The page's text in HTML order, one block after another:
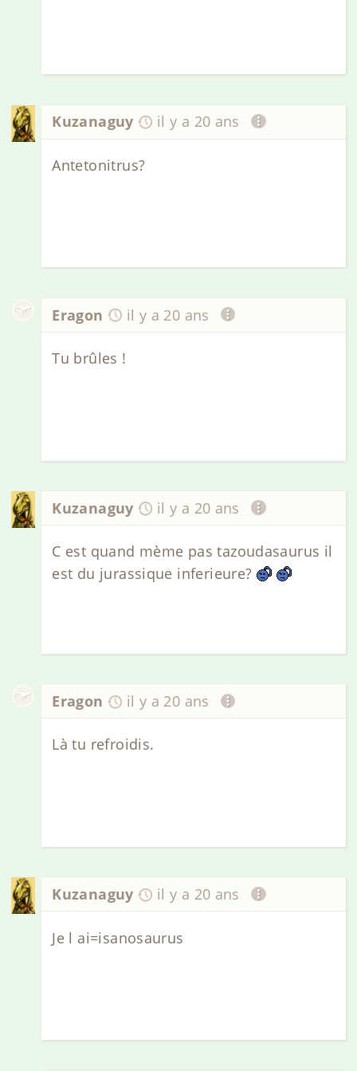
Kuzanaguy il y a 20 ans
Antetonitrus?
Eragon il y a 20 ans
Tu brûles !
Kuzanaguy il y a 20 ans
C est quand mème pas tazoudasaurus il
est du jurassique inferieure?
Eragon il y a 20 ans
Là tu refroidis.
Kuzanaguy il y a 20 ans
Je l ai=isanosaurus